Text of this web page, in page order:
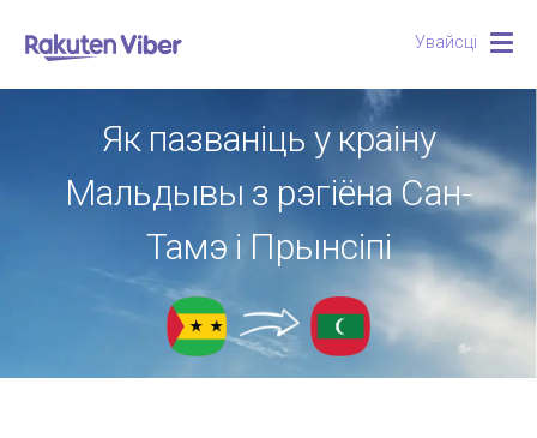
Увайсці
Як пазваніць у краіну
Мальдывы з рэгіёна Сан-
Тамэ і Прынсіпі